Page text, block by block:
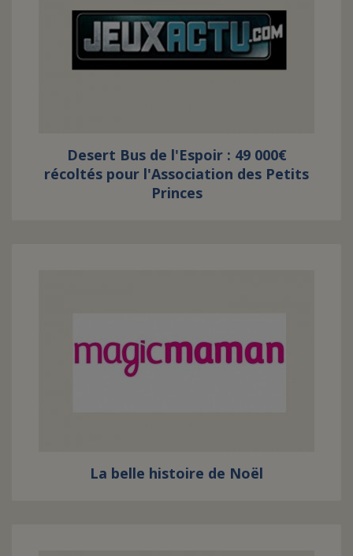
Desert Bus de l'Espoir : 49 000€
récoltés pour l'Association des Petits
Princes
La belle histoire de Noël